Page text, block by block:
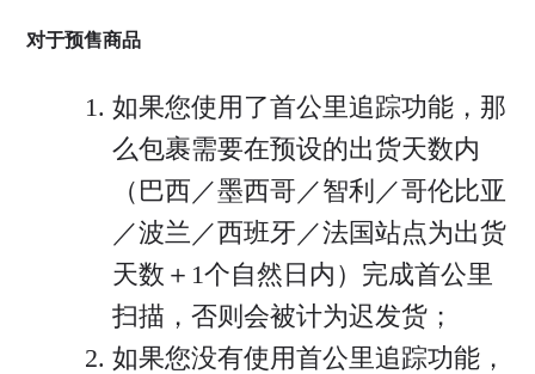
对于预售商品
如果您使用了首公里追踪功能，那
么包裹需要在预设的出货天数内
（巴西／墨西哥／智利／哥伦比亚
／波兰／西班牙／法国站点为出货
天数＋1个自然日内）完成首公里
扫描，否则会被计为迟发货；
如果您没有使用首公里追踪功能，